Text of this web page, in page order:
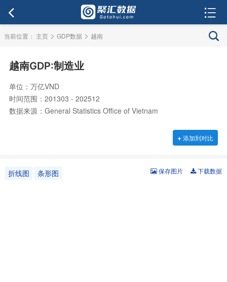
当前位置： 主页 > GDP数据 > 越南
越南GDP:制造业
单位：万亿VND
时间范围：201303 - 202512
数据来源：General Statistics Office of Vietnam
+添加到对比
折线图 条形图 下载数据
保存图片